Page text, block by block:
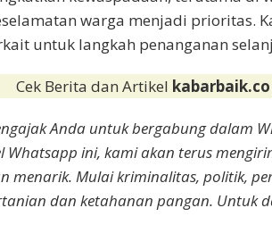
warga menjadi prioritas.
untuk langkah penanganan
Cek Berita dan Artikel
Anda untuk bergabung dalam
Whatsapp ini, kami akan terus
menarik. Mulai kriminalitas, politik,
dan ketahanan pangan. Untuk